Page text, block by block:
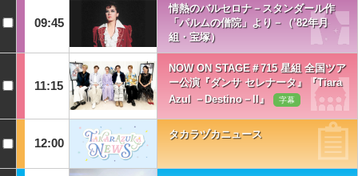
09:45
情熱のバルセロナ－スタンダール作
「パルムの僧院」より－（’82年月
組・宝塚）
11:15
NOW ON STAGE＃715 星組 全国ツア
ー公演『ダンサ セレナータ』『Tiara
Azul －Destino－II』
字幕
12:00
タカラヅカニュース